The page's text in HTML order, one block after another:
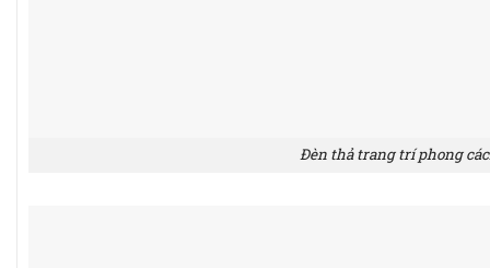
Đèn thả trang trí phong